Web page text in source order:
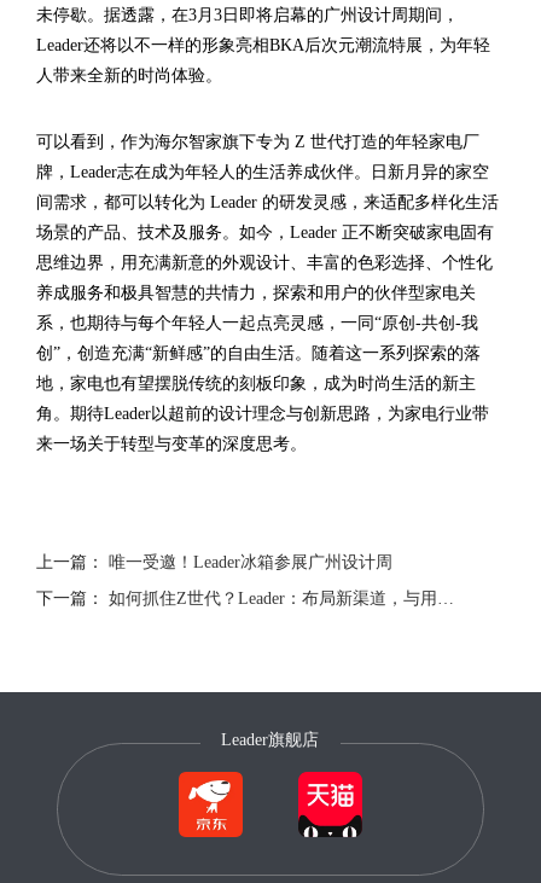
未停歇。据透露，在3月3日即将启幕的广州设计周期间，
Leader还将以不一样的形象亮相BKA后次元潮流特展，为年轻
人带来全新的时尚体验。
可以看到，作为海尔智家旗下专为 Z 世代打造的年轻家电厂
牌，Leader志在成为年轻人的生活养成伙伴。日新月异的家空
间需求，都可以转化为 Leader 的研发灵感，来适配多样化生活
场景的产品、技术及服务。如今，Leader 正不断突破家电固有
思维边界，用充满新意的外观设计、丰富的色彩选择、个性化
养成服务和极具智慧的共情力，探索和用户的伙伴型家电关
系，也期待与每个年轻人一起点亮灵感，一同“原创-共创-我
创”，创造充满“新鲜感”的自由生活。随着这一系列探索的落
地，家电也有望摆脱传统的刻板印象，成为时尚生活的新主
角。期待Leader以超前的设计理念与创新思路，为家电行业带
来一场关于转型与变革的深度思考。
上一篇：
唯一受邀！Leader冰箱参展广州设计周
下一篇：
Leader旗舰店